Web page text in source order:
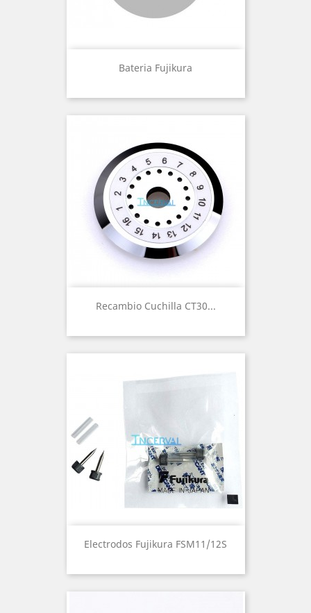
Bateria Fujikura
Recambio Cuchilla CT30...
Electrodos Fujikura FSM11/12S